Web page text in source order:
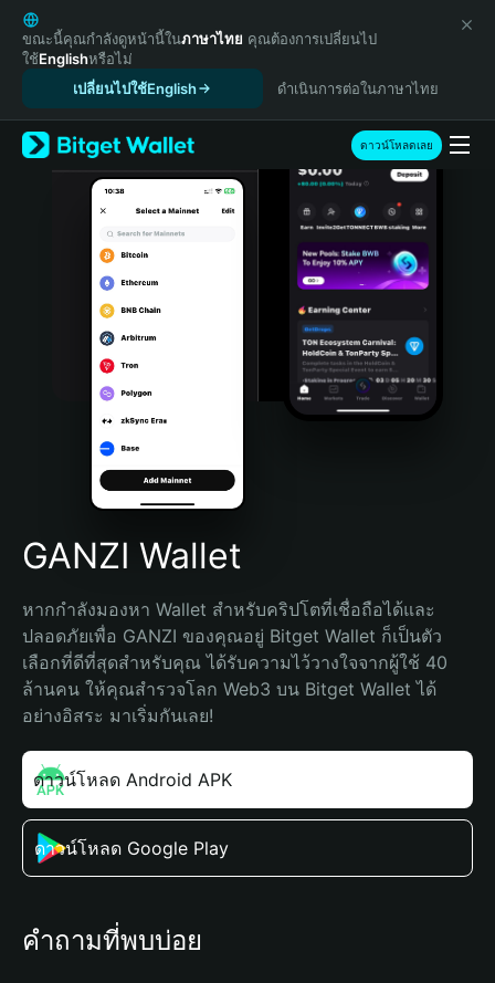
English
日本語
Tiếng Việt
Español (Latinoamérica)
Türkçe
Italiano
Português (Portugal)
Bahasa Indonesia
Português (Brasil)
Español (Argentina)
ขณะนี้คุณกำลังดูหน้านี้ในภาษาไทย คุณต้องการเปลี่ยนไป
ใช้Englishหรือไม่
เปลี่ยนไปใช้English
ดำเนินการต่อในภาษาไทย
ดาวน์โหลดเลย
GANZI Wallet
หากกำลังมองหา Wallet สำหรับคริปโตที่เชื่อถือได้และ
ปลอดภัยเพื่อ GANZI ของคุณอยู่ Bitget Wallet ก็เป็นตัว
เลือกที่ดีที่สุดสำหรับคุณ ได้รับความไว้วางใจจากผู้ใช้ 40
ล้านคน ให้คุณสำรวจโลก Web3 บน Bitget Wallet ได้
อย่างอิสระ มาเริ่มกันเลย!
ดาวน์โหลด Android APK
ดาวน์โหลด Google Play
คำถามที่พบบ่อย